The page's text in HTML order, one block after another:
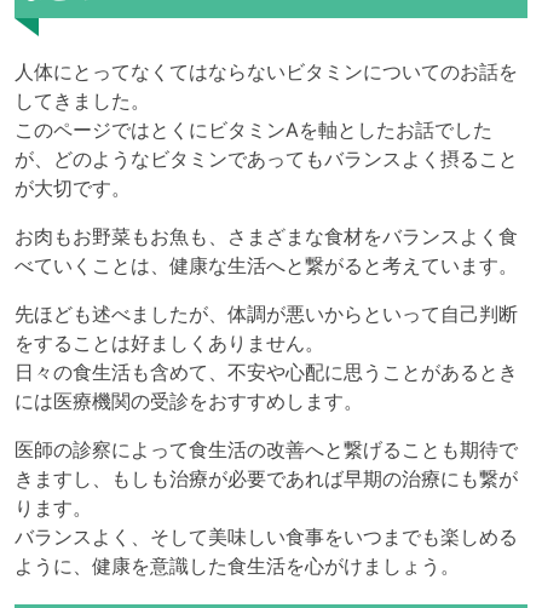
人体にとってなくてはならないビタミンについてのお話を
してきました。
このページではとくにビタミンAを軸としたお話でした
が、どのようなビタミンであってもバランスよく摂ること
が大切です。
お肉もお野菜もお魚も、さまざまな食材をバランスよく食
べていくことは、健康な生活へと繋がると考えています。
先ほども述べましたが、体調が悪いからといって自己判断
をすることは好ましくありません。
日々の食生活も含めて、不安や心配に思うことがあるとき
には医療機関の受診をおすすめします。
医師の診察によって食生活の改善へと繋げることも期待で
きますし、もしも治療が必要であれば早期の治療にも繋が
ります。
バランスよく、そして美味しい食事をいつまでも楽しめる
ように、健康を意識した食生活を心がけましょう。